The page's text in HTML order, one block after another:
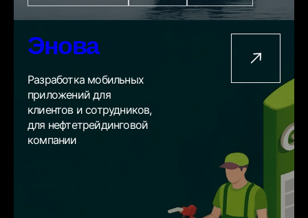
Энова
Разработка мобильных
приложений для
клиентов и сотрудников,
для нефтетрейдинговой
компании